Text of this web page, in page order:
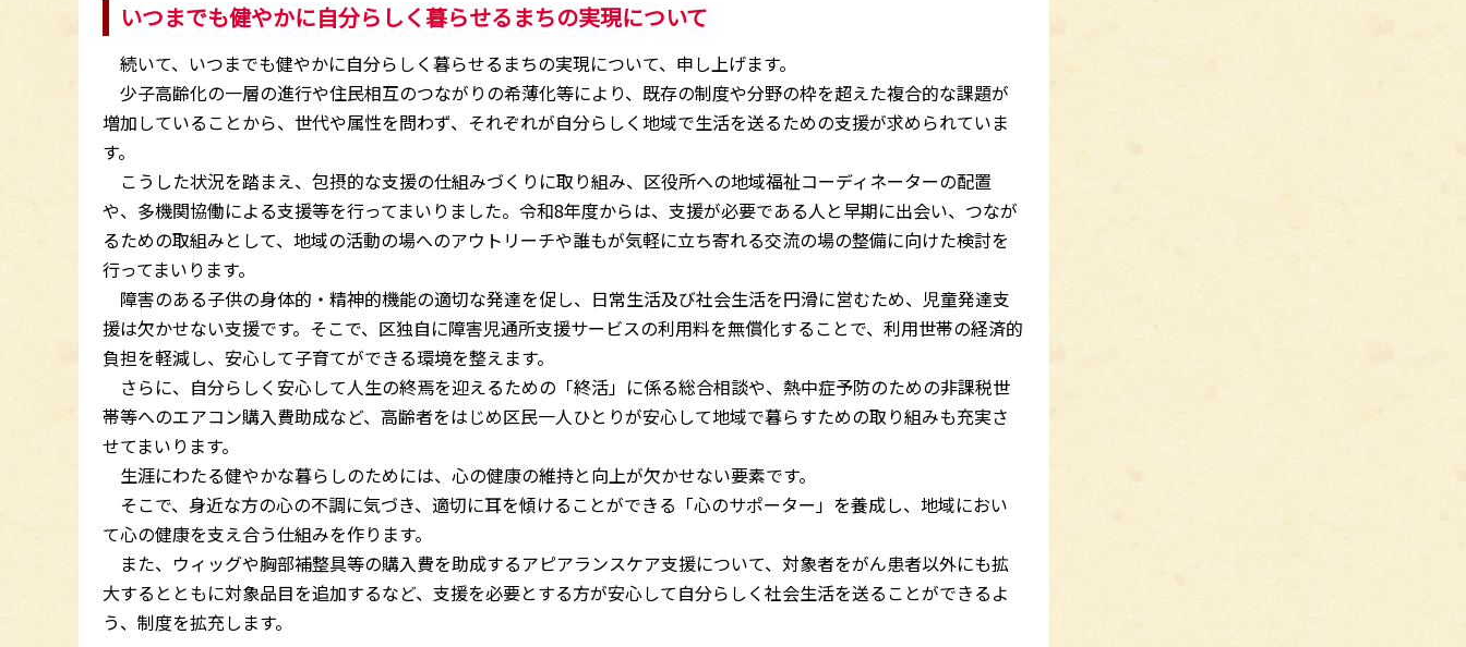
いつまでも健やかに自分らしく暮らせるまちの実現について
続いて、いつまでも健やかに自分らしく暮らせるまちの実現について、申し上げます。
少子高齢化の一層の進行や住民相互のつながりの希薄化等により、既存の制度や分野の枠を超えた複合的な課題が
増加していることから、世代や属性を問わず、それぞれが自分らしく地域で生活を送るための支援が求められていま
す。
こうした状況を踏まえ、包摂的な支援の仕組みづくりに取り組み、区役所への地域福祉コーディネーターの配置
や、多機関協働による支援等を行ってまいりました。令和8年度からは、支援が必要である人と早期に出会い、つなが
るための取組みとして、地域の活動の場へのアウトリーチや誰もが気軽に立ち寄れる交流の場の整備に向けた検討を
行ってまいります。
障害のある子供の身体的・精神的機能の適切な発達を促し、日常生活及び社会生活を円滑に営むため、児童発達支
援は欠かせない支援です。そこで、区独自に障害児通所支援サービスの利用料を無償化することで、利用世帯の経済的
負担を軽減し、安心して子育てができる環境を整えます。
さらに、自分らしく安心して人生の終焉を迎えるための「終活」に係る総合相談や、熱中症予防のための非課税世
帯等へのエアコン購入費助成など、高齢者をはじめ区民一人ひとりが安心して地域で暮らすための取り組みも充実さ
せてまいります。
生涯にわたる健やかな暮らしのためには、心の健康の維持と向上が欠かせない要素です。
そこで、身近な方の心の不調に気づき、適切に耳を傾けることができる「心のサポーター」を養成し、地域におい
て心の健康を支え合う仕組みを作ります。
また、ウィッグや胸部補整具等の購入費を助成するアピアランスケア支援について、対象者をがん患者以外にも拡
大するとともに対象品目を追加するなど、支援を必要とする方が安心して自分らしく社会生活を送ることができるよ
う、制度を拡充します。